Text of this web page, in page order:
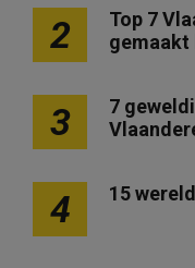
2
Top 7
gemaakt
3
7
4 15